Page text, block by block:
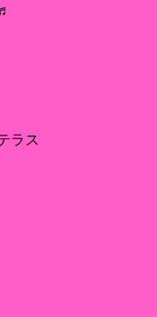
ラス